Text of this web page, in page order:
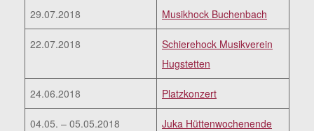
29.07.2018 Musikhock Buchenbach
22.07.2018
Schierehock Musikverein
Hugstetten
24.06.2018 Platzkonzert
04.05. – 05.05.2018 Juka Hüttenwochenende